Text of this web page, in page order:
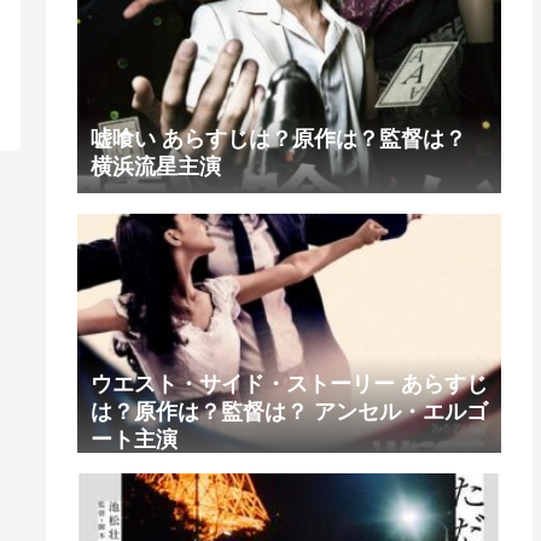
嘘喰い あらすじは？原作は？監督は？
横浜流星主演
ウエスト・サイド・ストーリー あらすじ
は？原作は？監督は？ アンセル・エルゴ
ート主演